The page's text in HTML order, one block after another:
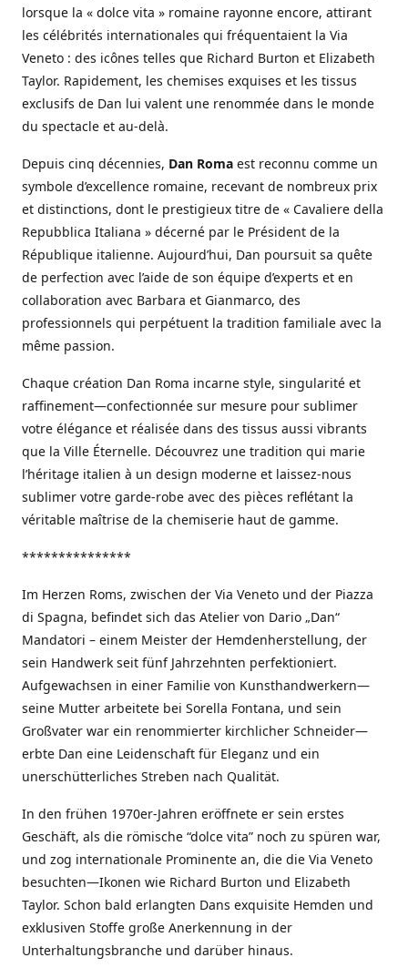
lorsque la « dolce vita » romaine rayonne encore, attirant
les célébrités internationales qui fréquentaient la Via
Veneto : des icônes telles que Richard Burton et Elizabeth
Taylor. Rapidement, les chemises exquises et les tissus
exclusifs de Dan lui valent une renommée dans le monde
du spectacle et au-delà.
Depuis cinq décennies, Dan Roma est reconnu comme un
symbole d’excellence romaine, recevant de nombreux prix
et distinctions, dont le prestigieux titre de « Cavaliere della
Repubblica Italiana » décerné par le Président de la
République italienne. Aujourd’hui, Dan poursuit sa quête
de perfection avec l’aide de son équipe d’experts et en
collaboration avec Barbara et Gianmarco, des
professionnels qui perpétuent la tradition familiale avec la
même passion.
Chaque création Dan Roma incarne style, singularité et
raffinement—confectionnée sur mesure pour sublimer
votre élégance et réalisée dans des tissus aussi vibrants
que la Ville Éternelle. Découvrez une tradition qui marie
l’héritage italien à un design moderne et laissez-nous
sublimer votre garde-robe avec des pièces reflétant la
véritable maîtrise de la chemiserie haut de gamme.
***************
Im Herzen Roms, zwischen der Via Veneto und der Piazza
di Spagna, befindet sich das Atelier von Dario „Dan“
Mandatori – einem Meister der Hemdenherstellung, der
sein Handwerk seit fünf Jahrzehnten perfektioniert.
Aufgewachsen in einer Familie von Kunsthandwerkern—
seine Mutter arbeitete bei Sorella Fontana, und sein
Großvater war ein renommierter kirchlicher Schneider—
erbte Dan eine Leidenschaft für Eleganz und ein
unerschütterliches Streben nach Qualität.
In den frühen 1970er-Jahren eröffnete er sein erstes
Geschäft, als die römische “dolce vita” noch zu spüren war,
und zog internationale Prominente an, die die Via Veneto
besuchten—Ikonen wie Richard Burton und Elizabeth
Taylor. Schon bald erlangten Dans exquisite Hemden und
exklusiven Stoffe große Anerkennung in der
Unterhaltungsbranche und darüber hinaus.